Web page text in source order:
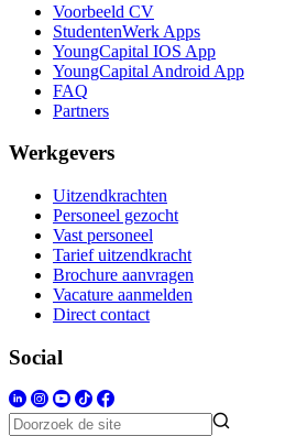
Voorbeeld CV
StudentenWerk Apps
YoungCapital IOS App
YoungCapital Android App
FAQ
Partners
Werkgevers
Uitzendkrachten
Personeel gezocht
Vast personeel
Tarief uitzendkracht
Brochure aanvragen
Vacature aanmelden
Direct contact
Social